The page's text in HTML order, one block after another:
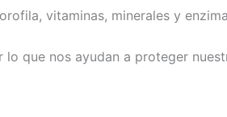
vitaminas, minerales y
que nos ayudan a proteger